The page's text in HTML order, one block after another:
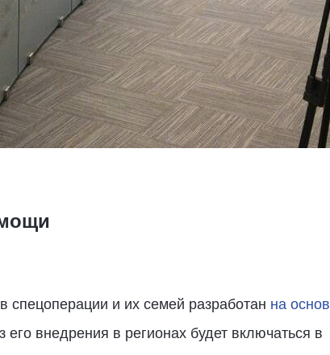
спецоперации и их семей разработан на
его внедрения в регионах будет включаться в